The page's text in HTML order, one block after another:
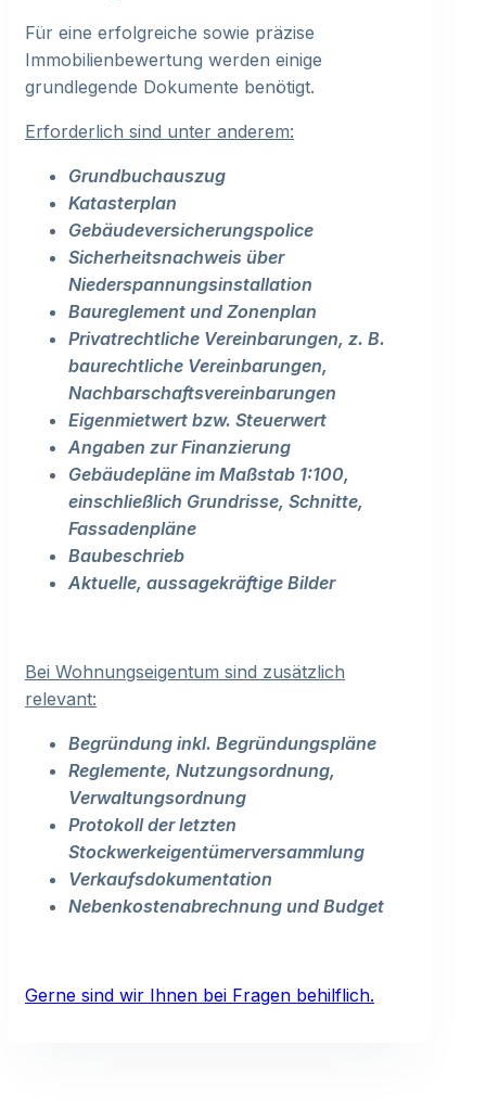
Für eine erfolgreiche sowie präzise
Immobilienbewertung werden einige
grundlegende Dokumente benötigt.
Erforderlich sind unter anderem:
Grundbuchauszug
Katasterplan
Gebäudeversicherungspolice
Sicherheitsnachweis über
Niederspannungsinstallation
Baureglement und Zonenplan
Privatrechtliche Vereinbarungen, z. B.
baurechtliche Vereinbarungen,
Nachbarschaftsvereinbarungen
Eigenmietwert bzw. Steuerwert
Angaben zur Finanzierung
Gebäudepläne im Maßstab 1:100,
einschließlich Grundrisse, Schnitte,
Fassadenpläne
Baubeschrieb
Aktuelle, aussagekräftige Bilder
Bei Wohnungseigentum sind zusätzlich
relevant:
Begründung inkl. Begründungspläne
Reglemente, Nutzungsordnung,
Verwaltungsordnung
Protokoll der letzten
Stockwerkeigentümerversammlung
Verkaufsdokumentation
Nebenkostenabrechnung und Budget
Gerne sind wir Ihnen bei Fragen behilflich.